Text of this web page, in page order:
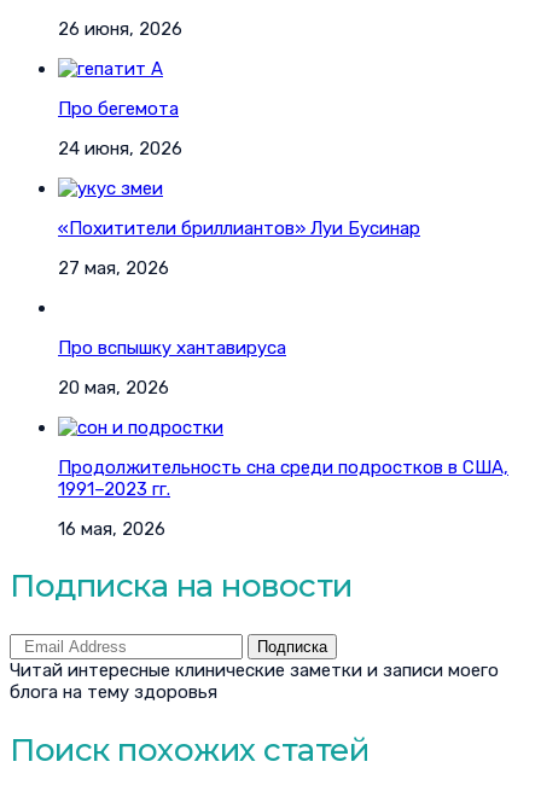
26 июня, 2026
Про бегемота
24 июня, 2026
«Похитители бриллиантов» Луи Бусинар
27 мая, 2026
Про вспышку хантавируса
20 мая, 2026
Продолжительность сна среди подростков в США,
1991–2023 гг.
16 мая, 2026
Подписка на новости
Подписка
Читай интересные клинические заметки и записи моего
блога на тему здоровья
Поиск похожих статей